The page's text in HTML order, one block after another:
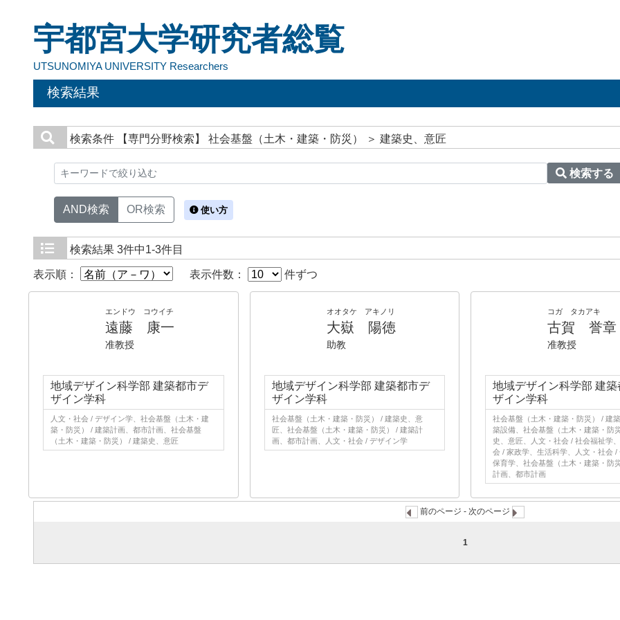
宇都宮大学研究者総覧
UTSUNOMIYA UNIVERSITY Researchers
検索結果
検索条件 【専門分野検索】 社会基盤（土木・建築・防災） ＞ 建築史、意匠
検索する
AND検索 OR検索 使い方
検索結果 3件中1-3件目
表示順： 表示件数： 件ずつ
エンドウ コウイチ
遠藤 康一
准教授
地域デザイン科学部 建築都市デ
ザイン学科
人文・社会 / デザイン学、社会基盤（土木・建
築・防災） / 建築計画、都市計画、社会基盤
（土木・建築・防災） / 建築史、意匠
オオタケ アキノリ
大嶽 陽徳
助教
地域デザイン科学部 建築都市デ
ザイン学科
社会基盤（土木・建築・防災） / 建築史、意
匠、社会基盤（土木・建築・防災） / 建築計
画、都市計画、人文・社会 / デザイン学
コガ タカアキ
古賀 誉章
准教授
地域デザイン科学部 建築
ザイン学科
社会基盤（土木・建築・防災） / 建
築設備、社会基盤（土木・建築・防
史、意匠、人文・社会 / 社会福祉学
会 / 家政学、生活科学、人文・社会 /
保育学、社会基盤（土木・建築・防
計画、都市計画
前のページ - 次のページ
1